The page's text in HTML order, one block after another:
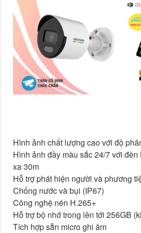
Hình ảnh chất lượng cao với độ
Hình ảnh đầy màu sắc 24/7 với
xa 30m
Hỗ trợ phát hiện người và phương
Chống nước và bụi (IP67)
Công nghệ nén H.265+
Hỗ trợ bộ nhớ trong lên tới 256GB
Tích hợp sẵn micro ghi âm